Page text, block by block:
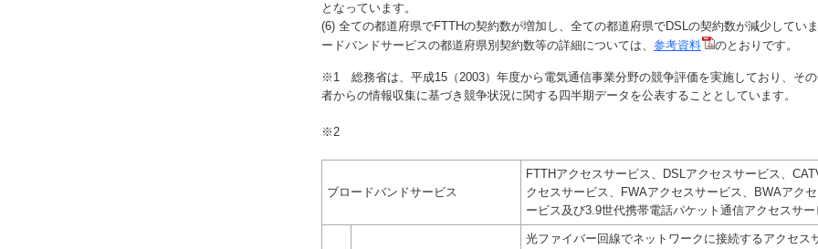
となっています。
(6) 全ての都道府県でFTTHの契約数が増加し、全ての都道府県でDSLの契約数が減少してい
ードバンドサービスの都道府県別契約数等の詳細については、 参考資料 のとおりです。
※1 総務省は、平成15（2003）年度から電気通信事業分野の競争評価を実施しており、そ
者からの情報収集に基づき競争状況に関する四半期データを公表することとしています。
※2
ブロードバンドサービス
FTTHアクセスサービス、DSLアクセスサービス、
クセスサービス、FWAアクセスサービス、BWAアク
ービス及び3.9世代携帯電話パケット通信アクセスサー
光ファイバー回線でネットワークに接続するアクセス